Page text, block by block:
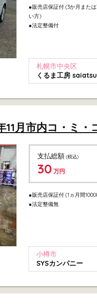
●販売店保証付 (3か月また
い方)
●法定整備付
札幌市中央区
くるま工房 saiatsu
月市内コ・ミ・
●販売店保証付 (1ヵ月間
●法定整備無
支払総額 (税込)
30 万円
小樽市
SYSカンパニー